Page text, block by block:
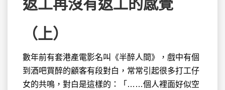
返工再沒有返工的感覺
（上）
數年前有套港產電影名叫《半醉人間》，戲中有個
到酒吧買醉的顧客有段對白，常常引起很多打工仔
女的共鳴，對白是這樣的：「……個人裡面好似空